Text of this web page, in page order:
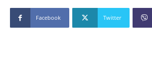
Facebook Twitter